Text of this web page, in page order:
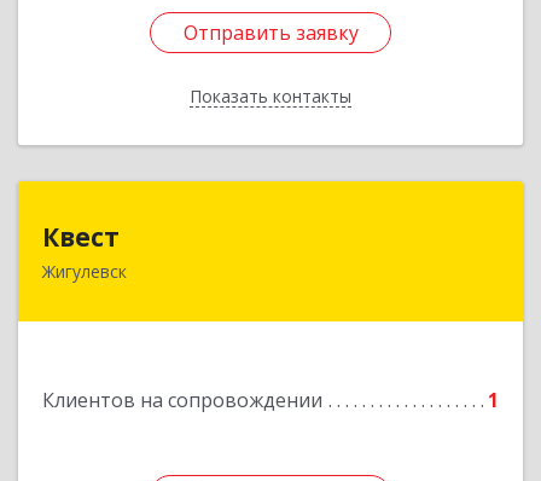
Отправить заявку
Показать контакты
Отправить заявку
Назад
Квест
Жигулевск
Клиентов на сопровождении 1
445350, Самарская обл., Жигулевск, ул.Пушкина,